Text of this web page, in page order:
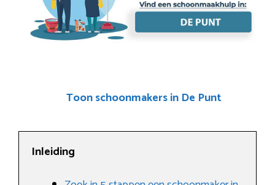
Toon schoonmakers in De Punt
Inleiding